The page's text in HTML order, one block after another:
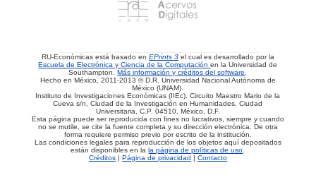
RU-Económicas está basado en EPrints 3 el cual es desarrollado por la
Escuela de Electrónica y Ciencia de la Computaciónen la Universidad de
Southampton.Más información y créditos del software.
Hecho en México, 2011-2013 © D.R. Universidad Nacional Autónoma de
México (UNAM).
Instituto de Investigaciones Económicas (IIEc). Circuito Maestro Mario de la
Cueva s/n, Ciudad de la Investigación en Humanidades, Ciudad
Universitaria, C.P. 04510, México, D.F.
Esta página puede ser reproducida con fines no lucrativos, siempre y cuando
no se mutile, se cite la fuente completa y su dirección electrónica. De otra
forma requiere permiso previo por escrito de la institución.
Las condiciones legales para reproducción de los objetos aquí depositados
están disponibles en lala página de políticas de uso.
Créditos| Página de privacidad | Contacto